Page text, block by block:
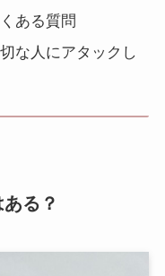
ある質問
な人にアタックし
る？